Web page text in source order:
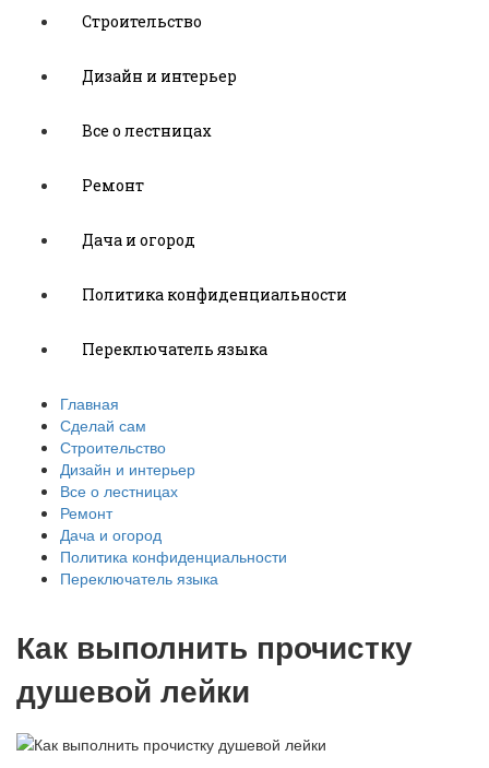
Строительство
Дизайн и интерьер
Все о лестницах
Ремонт
Дача и огород
Политика конфиденциальности
Переключатель языка
Главная
Сделай сам
Строительство
Дизайн и интерьер
Все о лестницах
Ремонт
Дача и огород
Политика конфиденциальности
Переключатель языка
Как выполнить прочистку
душевой лейки